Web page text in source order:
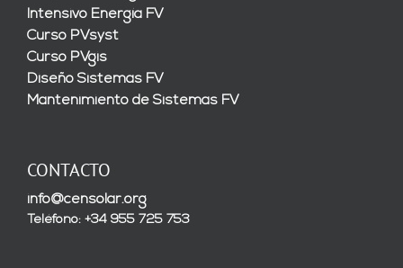
Intensivo Energía FV
Curso PVsyst
Curso PVgis
Diseño Sistemas FV
Mantenimiento de Sistemas FV
CONTACTO
info@censolar.org
Teléfono: +34 955 725 753